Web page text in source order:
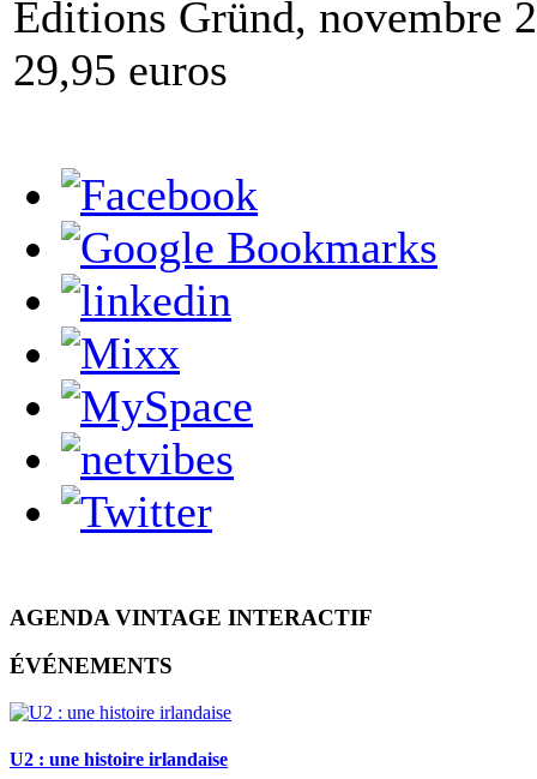
Editions Gründ, novembre
29,95 euros
AGENDA VINTAGE INTERACTIF
ÉVÉNEMENTS
U2 : une histoire irlandaise